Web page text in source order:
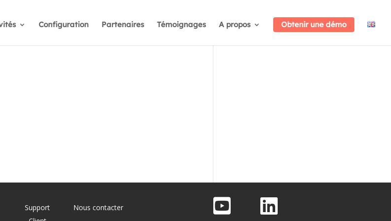
Configuration Partenaires Témoignages A propos Obtenir une démo
Support
Nous contacter  